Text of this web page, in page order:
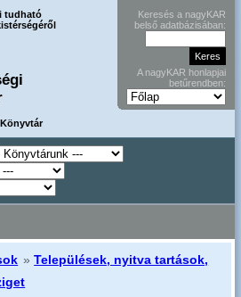
tudható
Keresés a nagyKAR
belső adatbázisában:
A nagyKAR honlapjai
betűrendben:
»Települések, nyitva tartások,